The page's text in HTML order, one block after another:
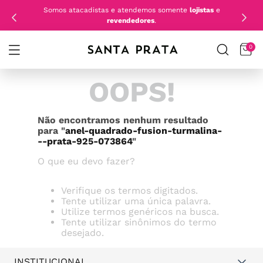
Somos atacadistas e atendemos somente lojistase
revendedores.
0
OOPS!
Não encontramos nenhum resultado
para "anel-quadrado-fusion-turmalina-
--prata-925-073864"
O que eu devo fazer?
Verifique os termos digitados.
Tente utilizar uma única palavra.
Utilize termos genéricos na busca.
Tente utilizar sinônimos do termo
desejado.